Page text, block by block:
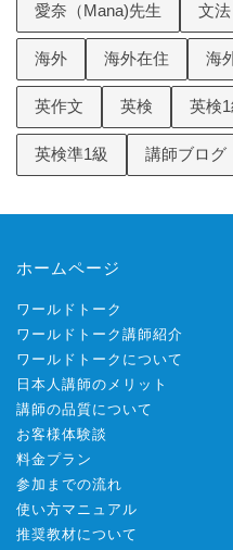
愛奈（Mana)先生 文法
海外 海外在住 海
英作文 英検 英検1
英検準1級 講師ブログ
ホームページ
ワールドトーク
ワールドトーク講師紹介
ワールドトークについて
日本人講師のメリット
講師の品質について
お客様体験談
料金プラン
参加までの流れ
使い方マニュアル
推奨教材について